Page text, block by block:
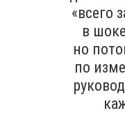
«всего
в
но
по